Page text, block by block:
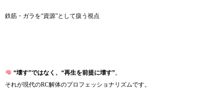
鉄筋・ガラを“資源”として扱う視点
“壊す”ではなく、“再生を前提に壊す”。
それが現代のRC解体のプロフェッショナリズムです。